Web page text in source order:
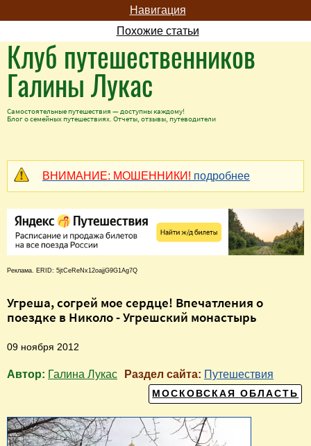
Навигация
Похожие статьи
Клуб путешественников
Галины Лукас
Самостоятельные путешествия — доступны каждому!
Блог о семейных путешествиях. Отчеты, отзывы, путеводители
ВНИМАНИЕ: МОШЕННИКИ! подробнее
Реклама. ERID: 5jtCeReNx12oajjG9G1Ag7Q
Угреша, согрей мое сердце! Впечатления о
поездке в Николо - Угрешский монастырь
09 ноября 2012
Автор: Галина Лукас Раздел сайта: Путешествия
МОСКОВСКАЯ ОБЛАСТЬ